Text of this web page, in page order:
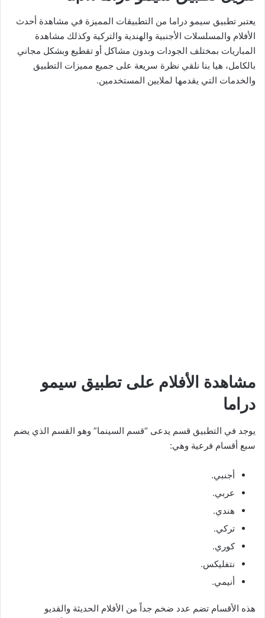
يعتبر تطبيق سيمو دراما من التطبيقات المميزة في مشاهدة أحدث
الأفلام والمسلسلات الأجنبية والهندية والتركية وكذلك مشاهدة
المباريات بمختلف الجودات وبدون مشاكل أو تقطيع وبشكل مجاني
بالكامل، هيا بنا نلقي نظرة سريعة على جميع مميزات التطبيق
والخدمات التي يقدمها لملايين المستخدمين.
مشاهدة الأفلام على تطبيق سيمو
دراما
يوجد في التطبيق قسم يدعى “قسم السينما” وهو القسم الذي يضم
سبع أقسام فرعية وهي:
أجنبي.
عربي.
هندي.
تركي.
كوري.
نتفليكس.
أنيمي.
هذه الأقسام تضم عدد ضخم جداً من الأفلام الحديثة والقديو